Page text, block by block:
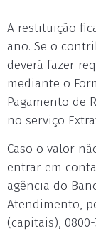
A restituição
ano. Se o
deverá fazer
mediante o
Pagamento de
no serviço
Caso o valor
entrar em
agência do
Atendimento,
(capitais),